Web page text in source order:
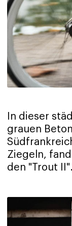
In dieser
grauen
Ziegeln,
den "Trout II".